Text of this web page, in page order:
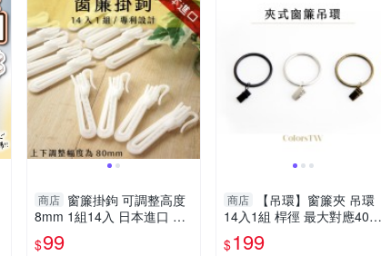
商店 窗簾掛鉤 可調整高度
8mm 1組14入 日本進口 專
利設計
$99
商店
【吊環】窗簾夾 吊環
14入1組 桿徑 最大對應40m
m 配件 鱷魚夾 五金用品
$199